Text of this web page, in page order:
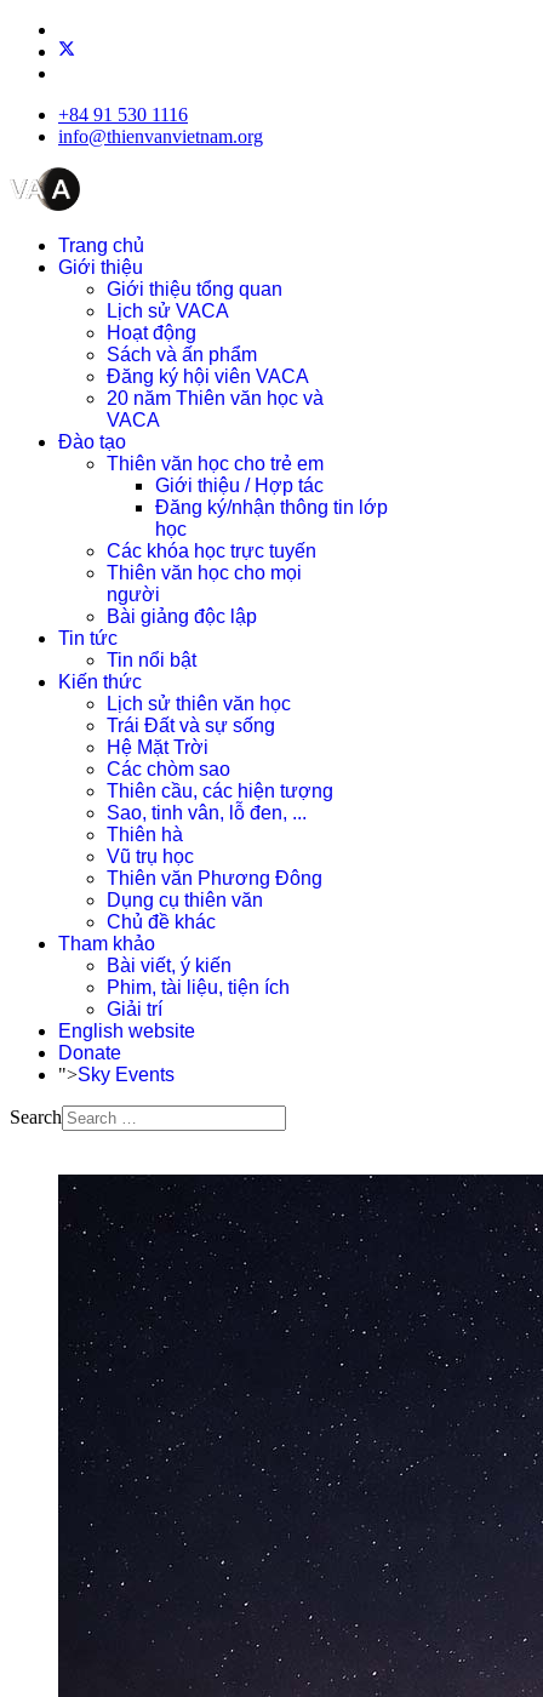
+84 91 530 1116
info@thienvanvietnam.org
Trang chủ
Giới thiệu
Giới thiệu tổng quan
Lịch sử VACA
Hoạt động
Sách và ấn phẩm
Đăng ký hội viên VACA
20 năm Thiên văn học và
VACA
Đào tạo
Thiên văn học cho trẻ em
Giới thiệu / Hợp tác
Đăng ký/nhận thông tin lớp
học
Các khóa học trực tuyến
Thiên văn học cho mọi
người
Bài giảng độc lập
Tin tức
Tin nổi bật
Kiến thức
Lịch sử thiên văn học
Trái Đất và sự sống
Hệ Mặt Trời
Các chòm sao
Thiên cầu, các hiện tượng
Sao, tinh vân, lỗ đen, ...
Thiên hà
Vũ trụ học
Thiên văn Phương Đông
Dụng cụ thiên văn
Chủ đề khác
Tham khảo
Bài viết, ý kiến
Phim, tài liệu, tiện ích
Giải trí
English website
Donate
">Sky Events
Search